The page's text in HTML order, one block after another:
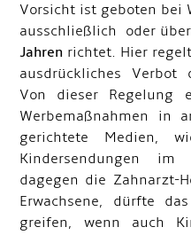
Vorsicht ist geboten bei
ausschließlich oder
Jahren richtet. Hier
ausdrückliches Verbot
Von dieser Regelung
Werbemaßnahmen in
gerichtete Medien,
Kindersendungen im
dagegen die Zahnarzt-
Erwachsene, dürfte
greifen, wenn auch